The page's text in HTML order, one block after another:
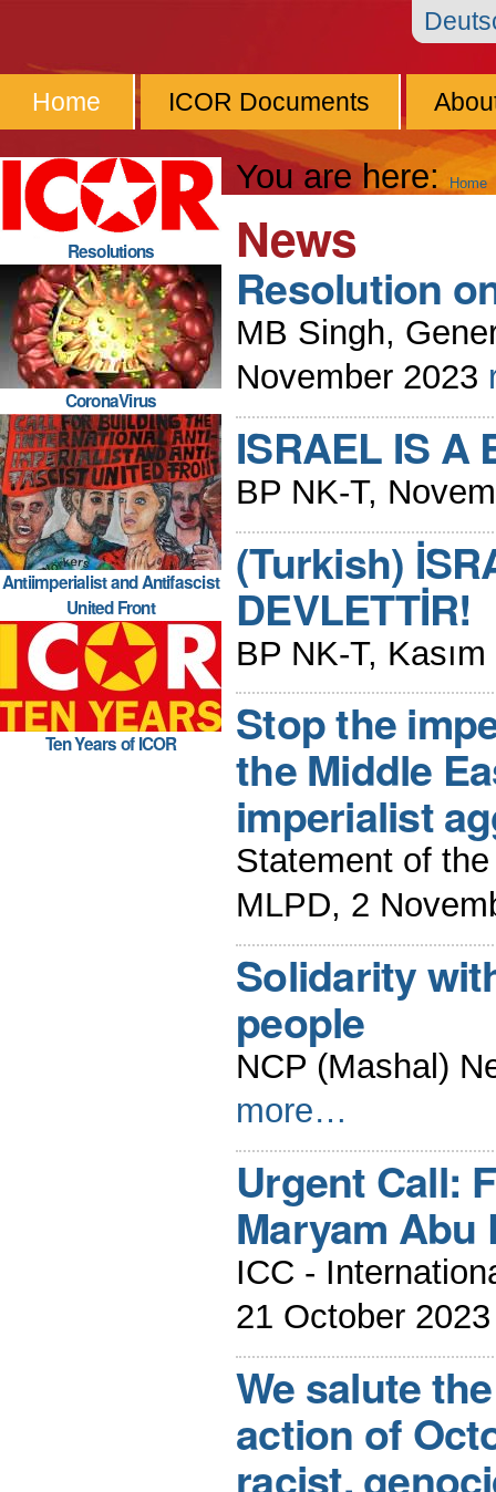
Home ICOR Documents
Resolutions
CoronaVirus
Antiimperialist and Antifascist
United Front
Ten Years of ICOR
You are here: Home
News
Resolution
MB Singh,
November 2023
ISRAEL IS A
BP NK-T,
(Turkish)
DEVLETTİR!
BP NK-T,
Stop the
the Middle
imperialist
Statement of
MLPD, 2
Solidarity
people
NCP (Mashal)
more…
Urgent Call:
Maryam Abu
ICC -
21 October 2023
We salute
action of
racist,